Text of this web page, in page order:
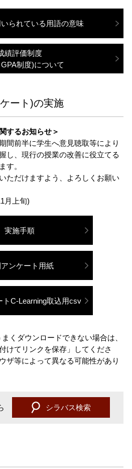
ー
ター
ド
術研究所
習研究開発室
ター
属施設
属地域デザインセンター
共圏センター
園
創成工学センター
状況
の募集案内
いて
（高校生対象）
前授業分野一覧
一覧
分野一覧
覧
覧
学部講演テーマ一覧
演テーマ一覧
覧
マ一覧
入試情報
ネット出願（学部）
ネット出願（大学院）
Web入学手続
シー
ル
学修支援体制
ター
きについて
同組合
事業
取得方法について
イト
お考えの方
交通アクセス
られている用語の意味
績評価制度
制度)について
ート)の実施
するお知らせ＞
間前半に学生へ意見聴取等により
し、現行の授業の改善に役立てる
す。
ただけますよう、よろしくお願い
月上旬)
実施手順
ンケート用紙
トC-Learning取込用csv
くダウンロードできない場合は、
けてリンクを保存」してくださ
ザ等によって異なる可能性があり
シラバス検索